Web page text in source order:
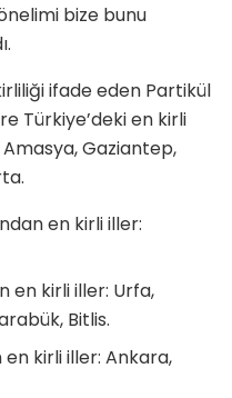
bize bunu
ifade eden Partikül
Türkiye’deki en kirli
Amasya, Gaziantep,
en kirli iller:
en kirli iller: Urfa,
Bitlis.
kirli iller: Ankara,